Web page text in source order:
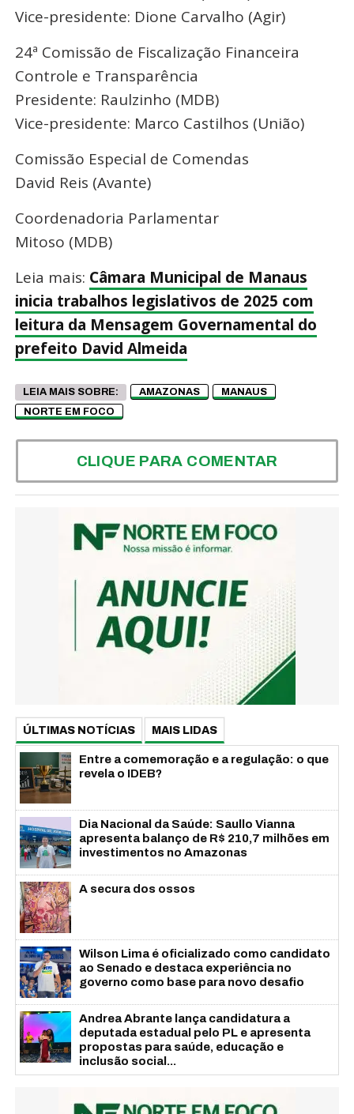
Vice-presidente: Dione Carvalho (Agir)
24ª Comissão de Fiscalização Financeira
Controle e Transparência
Presidente: Raulzinho (MDB)
Vice-presidente: Marco Castilhos (União)
Comissão Especial de Comendas
David Reis (Avante)
Coordenadoria Parlamentar
Mitoso (MDB)
Leia mais: Câmara Municipal de Manaus
inicia trabalhos legislativos de 2025 com
leitura da Mensagem Governamental do
prefeito David Almeida
LEIA MAIS SOBRE: AMAZONAS
MANAUS
NORTE EM FOCO
CLIQUE PARA COMENTAR
ÚLTIMAS NOTÍCIAS MAIS LIDAS
Entre a comemoração e a regulação: o que
revela o IDEB?
Dia Nacional da Saúde: Saullo Vianna
apresenta balanço de R$ 210,7 milhões em
investimentos no Amazonas
A secura dos ossos
Wilson Lima é oficializado como candidato
ao Senado e destaca experiência no
governo como base para novo desafio
Andrea Abrante lança candidatura a
deputada estadual pelo PL e apresenta
propostas para saúde, educação e
inclusão social...